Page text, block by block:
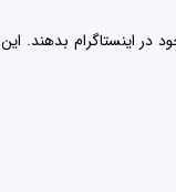
در اینستاگرام بدهند. این